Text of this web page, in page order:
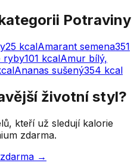
Potraviny
25 kcalAmarant semena351
ryby101 kcalAmur bílý,
Ananas sušený354 kcal
životní styl?
kteří už sledují kalorie
zdarma.
→